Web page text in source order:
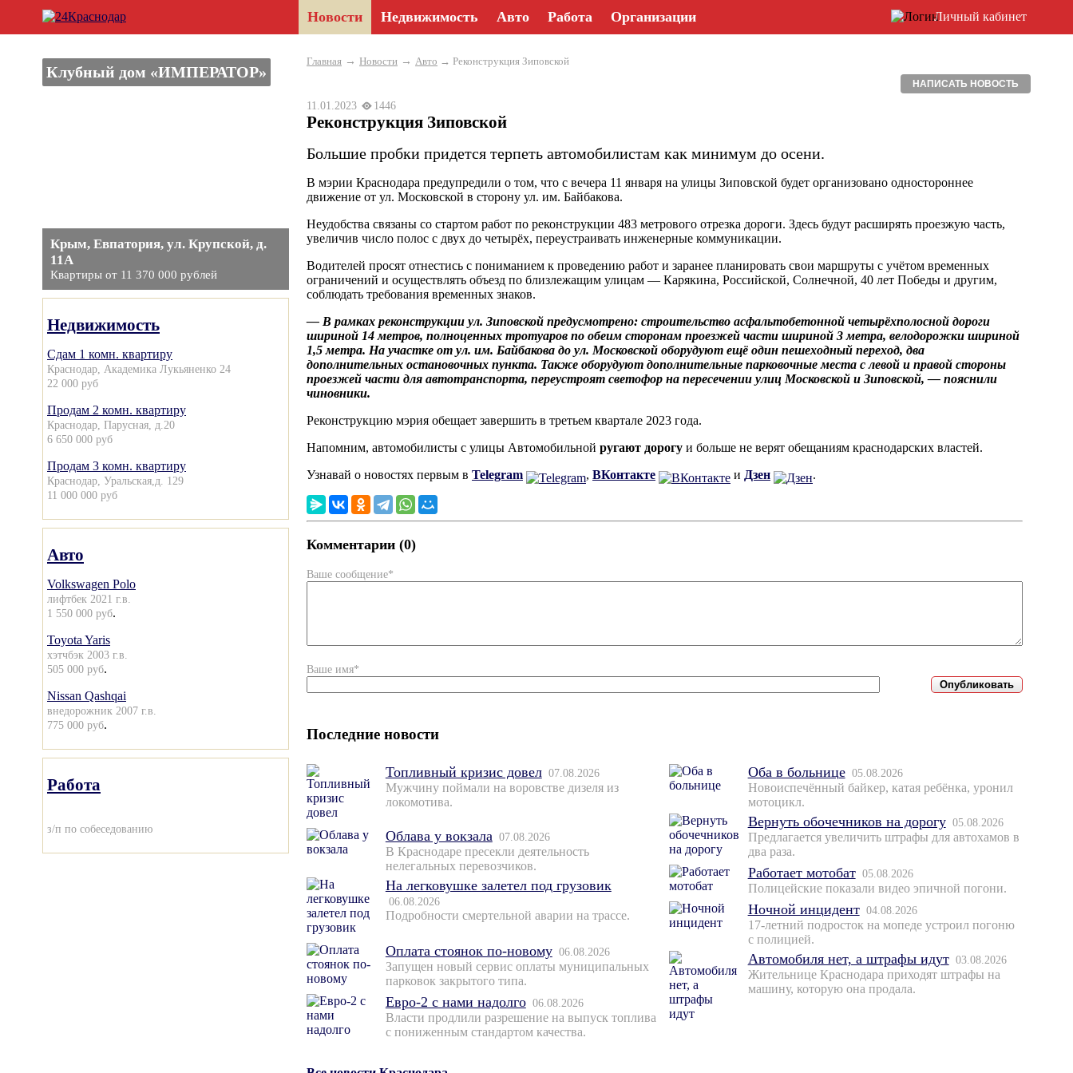
Новости Недвижимость Авто Работа Организации Личный кабинет
Клубный дом «ИМПЕРАТОР»
Крым, Евпатория, ул. Крупской, д.
11А
Квартиры от 11 370 000 рублей
Недвижимость
Сдам 1 комн. квартиру
Краснодар, Академика Лукьяненко 24
22 000 руб
Продам 2 комн. квартиру
Краснодар, Парусная, д.20
6 650 000 руб
Продам 3 комн. квартиру
Краснодар, Уральская,д. 129
11 000 000 руб
Авто
Volkswagen Polo
лифтбек 2021 г.в.
1 550 000 руб.
Toyota Yaris
хэтчбэк 2003 г.в.
505 000 руб.
Nissan Qashqai
внедорожник 2007 г.в.
775 000 руб.
Работа
з/п по собеседованию
Главная → Новости → Авто → Реконструкция Зиповской
НАПИСАТЬ НОВОСТЬ
11.01.2023 1446
Реконструкция Зиповской
Большие пробки придется терпеть автомобилистам как минимум до осени.
В мэрии Краснодара предупредили о том, что с вечера 11 января на улицы Зиповской будет организовано одностороннее
движение от ул. Московской в сторону ул. им. Байбакова.
Неудобства связаны со стартом работ по реконструкции 483 метрового отрезка дороги. Здесь будут расширять проезжую часть,
увеличив число полос с двух до четырёх, переустраивать инженерные коммуникации.
Водителей просят отнестись с пониманием к проведению работ и заранее планировать свои маршруты с учётом временных
ограничений и осуществлять объезд по близлежащим улицам — Карякина, Российской, Солнечной, 40 лет Победы и другим,
соблюдать требования временных знаков.
— В рамках реконструкции ул. Зиповской предусмотрено: строительство асфальтобетонной четырёхполосной дороги
шириной 14 метров, полноценных тротуаров по обеим сторонам проезжей части шириной 3 метра, велодорожки шириной
1,5 метра. На участке от ул. им. Байбакова до ул. Московской оборудуют ещё один пешеходный переход, два
дополнительных остановочных пункта. Также оборудуют дополнительные парковочные места с левой и правой стороны
проезжей части для автотранспорта, переустроят светофор на пересечении улиц Московской и Зиповской, — пояснили
чиновники.
Реконструкцию мэрия обещает завершить в третьем квартале 2023 года.
Напомним, автомобилисты с улицы Автомобильной ругают дорогу и больше не верят обещаниям краснодарских властей.
Узнавай о новостях первым в Telegram , ВКонтакте и Дзен .
Комментарии (0)
Ваше сообщение*
Ваше имя*
Последние новости
Топливный кризис довел 07.08.2026
Мужчину поймали на воровстве дизеля из
локомотива.
Облава у вокзала 07.08.2026
В Краснодаре пресекли деятельность
нелегальных перевозчиков.
На легковушке залетел под грузовик
06.08.2026
Подробности смертельной аварии на трассе.
Оплата стоянок по-новому 06.08.2026
Запущен новый сервис оплаты муниципальных
парковок закрытого типа.
Евро-2 с нами надолго 06.08.2026
Власти продлили разрешение на выпуск топлива
с пониженным стандартом качества.
Оба в больнице 05.08.2026
Новоиспечённый байкер, катая ребёнка, уронил
мотоцикл.
Вернуть обочечников на дорогу 05.08.2026
Предлагается увеличить штрафы для автохамов в
два раза.
Работает мотобат 05.08.2026
Полицейские показали видео эпичной погони.
Ночной инцидент 04.08.2026
17-летний подросток на мопеде устроил погоню
с полицией.
Автомобиля нет, а штрафы идут 03.08.2026
Жительнице Краснодара приходят штрафы на
машину, которую она продала.